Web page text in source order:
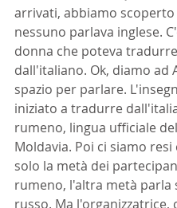
arrivati, abbiamo scoperto
nessuno parlava inglese.
donna che poteva tradurre
dall'italiano. Ok, diamo ad
spazio per parlare.
iniziato a tradurre
rumeno, lingua ufficiale
Moldavia. Poi ci siamo
solo la metà dei
rumeno, l'altra metà parla
russo. Ma l'organizzatrice,